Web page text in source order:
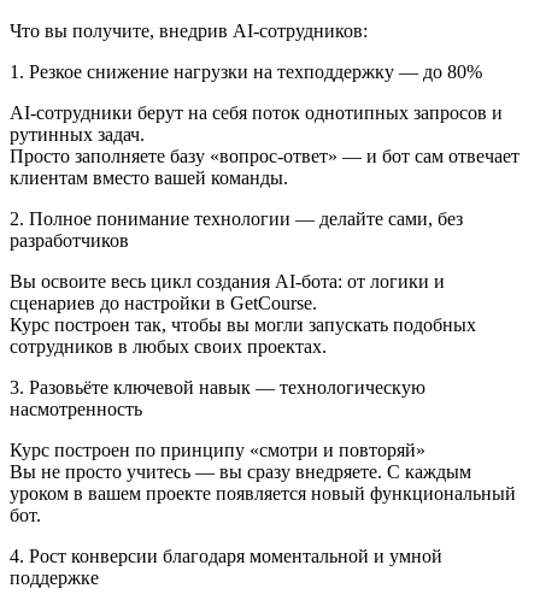
Что вы получите, внедрив AI‑сотрудников:
1. Резкое снижение нагрузки на техподдержку — до 80%
AI-сотрудники берут на себя поток однотипных запросов и
рутинных задач.
Просто заполняете базу «вопрос-ответ» — и бот сам отвечает
клиентам вместо вашей команды.
2. Полное понимание технологии — делайте сами, без
разработчиков
Вы освоите весь цикл создания AI-бота: от логики и
сценариев до настройки в GetCourse.
Курс построен так, чтобы вы могли запускать подобных
сотрудников в любых своих проектах.
3. Разовьёте ключевой навык — технологическую
насмотренность
Курс построен по принципу «смотри и повторяй»
Вы не просто учитесь — вы сразу внедряете. С каждым
уроком в вашем проекте появляется новый функциональный
бот.
4. Рост конверсии благодаря моментальной и умной
поддержке